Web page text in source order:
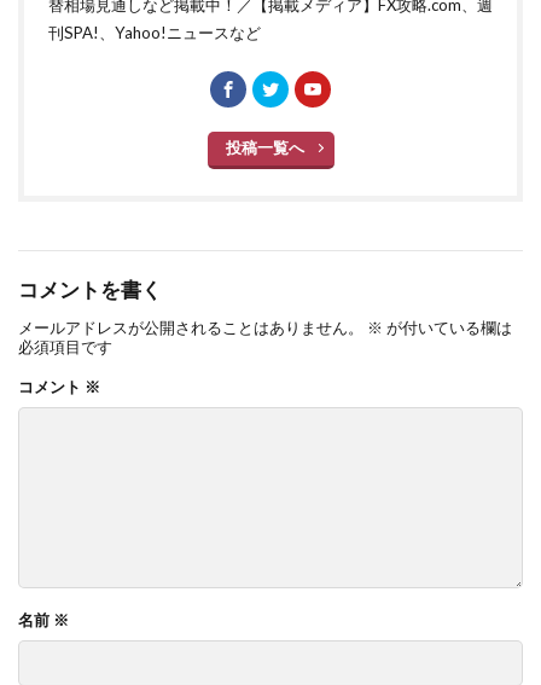
替相場見通しなど掲載中！／【掲載メディア】FX攻略.com、週
刊SPA!、Yahoo!ニュースなど
投稿一覧へ
コメントを書く
メールアドレスが公開されることはありません。 ※ が付いている欄は
必須項目です
コメント ※
名前 ※